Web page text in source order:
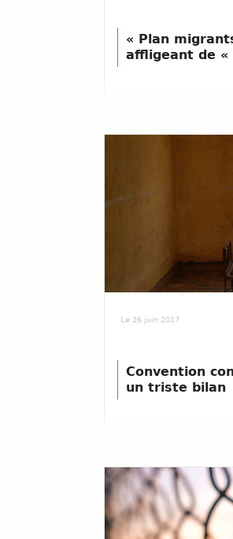
« Plan
affligeant de «
Le 26 juin 2017
Convention
un triste bilan